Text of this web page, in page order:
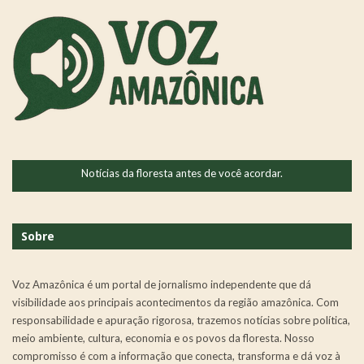
Notícias da floresta antes de você acordar.
Sobre
Voz Amazônica é um portal de jornalismo independente que dá
visibilidade aos principais acontecimentos da região amazônica. Com
responsabilidade e apuração rigorosa, trazemos notícias sobre política,
meio ambiente, cultura, economia e os povos da floresta. Nosso
compromisso é com a informação que conecta, transforma e dá voz à